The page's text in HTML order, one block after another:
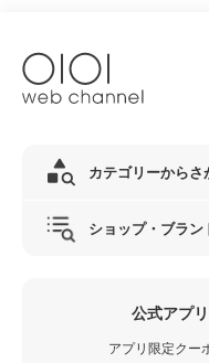
カテゴリーからさ
ショップ・ブラン
公式アプ
アプリ限定クー